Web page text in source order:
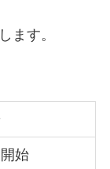
ます。
始